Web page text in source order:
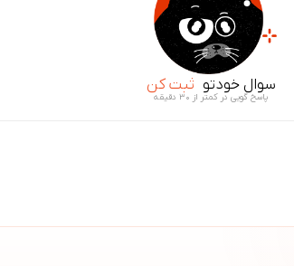
سوال خودتو ثبت کن
پاسخ گویی در کمتر از ۳۰ دقیقه